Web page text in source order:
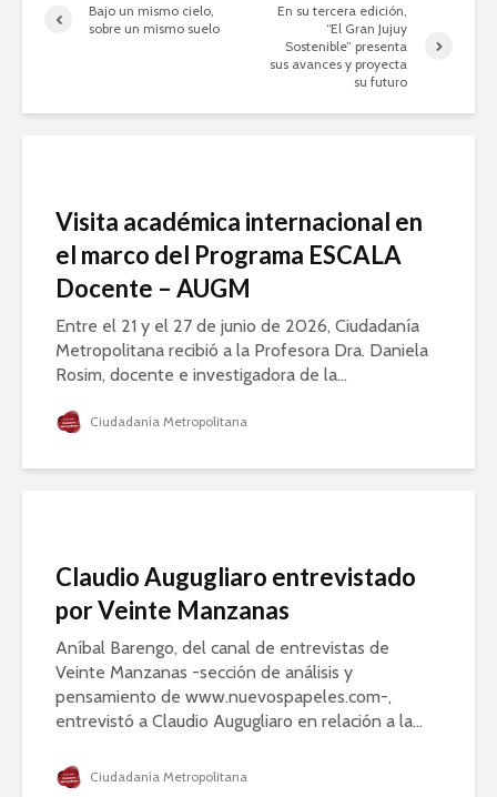
Bajo un mismo cielo,
sobre un mismo suelo
En su tercera edición,
“El Gran Jujuy
Sostenible” presenta
sus avances y proyecta
su futuro
Visita académica internacional en
el marco del Programa ESCALA
Docente – AUGM
Entre el 21 y el 27 de junio de 2026, Ciudadanía
Metropolitana recibió a la Profesora Dra. Daniela
Rosim, docente e investigadora de la...
Ciudadanía Metropolitana
Claudio Augugliaro entrevistado
por Veinte Manzanas
Aníbal Barengo, del canal de entrevistas de
Veinte Manzanas -sección de análisis y
pensamiento de www.nuevospapeles.com-,
entrevistó a Claudio Augugliaro en relación a la...
Ciudadanía Metropolitana